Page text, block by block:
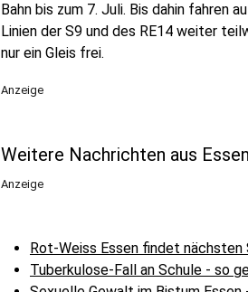
Bahn bis zum 7. Juli. Bis dahin fahren
Linien der S9 und des RE14 weiter
nur ein Gleis frei.
Anzeige
Weitere Nachrichten aus Essen
Anzeige
Rot-Weiss Essen findet nächsten
Tuberkulose-Fall an Schule - so